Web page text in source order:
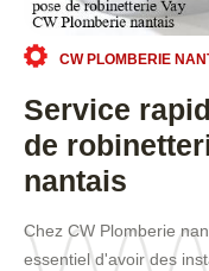
CW PLOMBERIE
Service
de
nantais
Chez CW Plomberie
essentiel d'avoir des